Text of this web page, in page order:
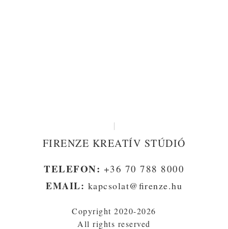
FIRENZE KREATÍV STÚDIÓ
TELEFON: +36 70 788 8000
EMAIL: kapcsolat@firenze.hu
Copyright 2020-2026
All rights reserved